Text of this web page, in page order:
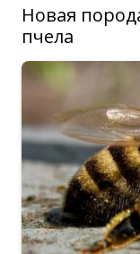
Новая
пчела